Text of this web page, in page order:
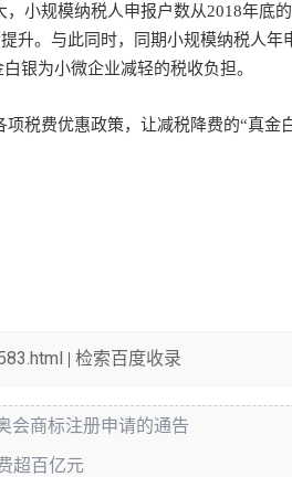
规模纳税人申报户数从2018年底的
升。与此同时，同期小规模纳税人年
银为小微企业减轻的税收负担。
费优惠政策，让减税降费的“真金
| 检索百度收录
会商标注册申请的通告
超百亿元